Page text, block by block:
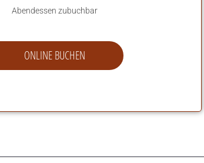
Abendessen zubuchbar
ONLINE BUCHEN